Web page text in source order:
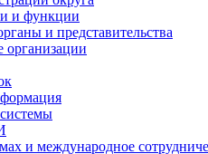
и функции
и представительства
организации
и международное